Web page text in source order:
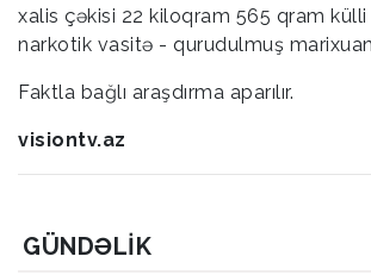
xalis çəkisi 22 kiloqram 565 qram
narkotik vasitə - qurudulmuş
Faktla bağlı araşdırma aparılır.
visiontv.az
GÜNDƏLIK